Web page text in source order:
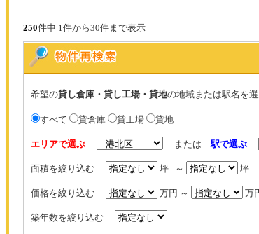
250件中 1件から30件まで表示
希望の貸し倉庫・貸し工場・貸地の地域または駅名を選
すべて 貸倉庫 貸工場 貸地
エリアで選ぶ または駅で選ぶ
面積を絞り込む 坪 ～ 坪
価格を絞り込む 万円 ～ 万
築年数を絞り込む